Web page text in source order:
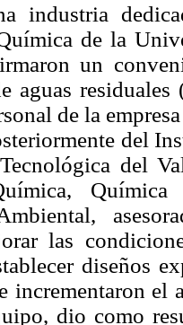
industria
de la
un
aguas
de la
del
del
las
diseños
incrementaron el
dio como